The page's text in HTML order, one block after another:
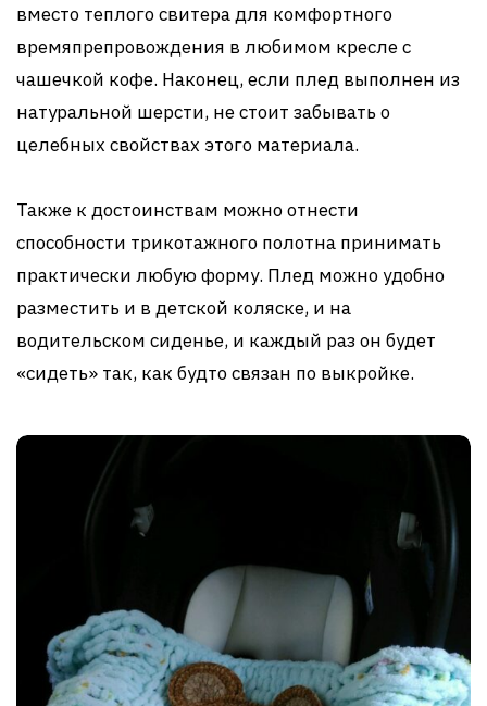
вместо теплого свитера для комфортного
времяпрепровождения в любимом кресле с
чашечкой кофе. Наконец, если плед выполнен из
натуральной шерсти, не стоит забывать о
целебных свойствах этого материала.
Также к достоинствам можно отнести
способности трикотажного полотна принимать
практически любую форму. Плед можно удобно
разместить и в детской коляске, и на
водительском сиденье, и каждый раз он будет
«сидеть» так, как будто связан по выкройке.